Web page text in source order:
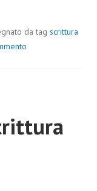
da tag scrittura